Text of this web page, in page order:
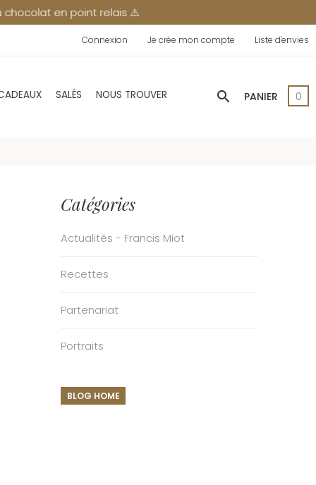
point relais ⚠️
Connexion Je crée mon compte Liste d'envies
SALÉS NOUS TROUVER search PANIER 0
Catégories
Actualités - Francis Miot
Recettes
Partenariat
Portraits
BLOG HOME